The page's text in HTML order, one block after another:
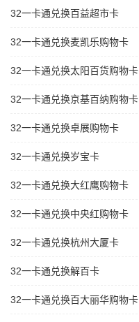
32一卡通兑换百益超市卡
32一卡通兑换麦凯乐购物卡
32一卡通兑换太阳百货购物卡
32一卡通兑换京基百纳购物卡
32一卡通兑换卓展购物卡
32一卡通兑换岁宝卡
32一卡通兑换大红鹰购物卡
32一卡通兑换中央红购物卡
32一卡通兑换杭州大厦卡
32一卡通兑换解百卡
32一卡通兑换百大丽华购物卡